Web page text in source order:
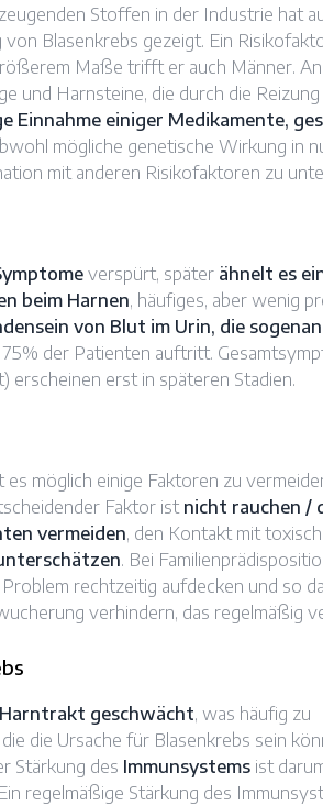
Stoffen in der Industrie hat
Blasenkrebs gezeigt. Ein
Maße trifft er auch Männer.
und Harnsteine, die durch die
Einnahme einiger Medikamente,
mögliche genetische Wirkung in
mit anderen Risikofaktoren zu
verspürt, später ähnelt es
beim Harnen, häufiges, aber wenig
von Blut im Urin, die
75% der Patienten auftritt.
erscheinen erst in späteren Stadien.
möglich einige Faktoren zu
Faktor ist nicht rauchen /
vermeiden, den Kontakt mit
. Bei
rechtzeitig aufdecken und so
verhindern, das regelmäßig
Harntrakt geschwächt, was häufig zu
die Ursache für Blasenkrebs sein
Stärkung des Immunsystems ist
regelmäßige Stärkung des